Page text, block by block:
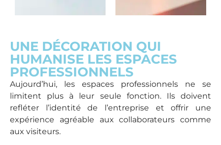
UNE DÉCORATION QUI
HUMANISE LES ESPACES
PROFESSIONNELS
Aujourd’hui, les espaces professionnels ne se
limitent plus à leur seule fonction. Ils doivent
refléter l’identité de l’entreprise et offrir une
expérience agréable aux collaborateurs comme
aux visiteurs.